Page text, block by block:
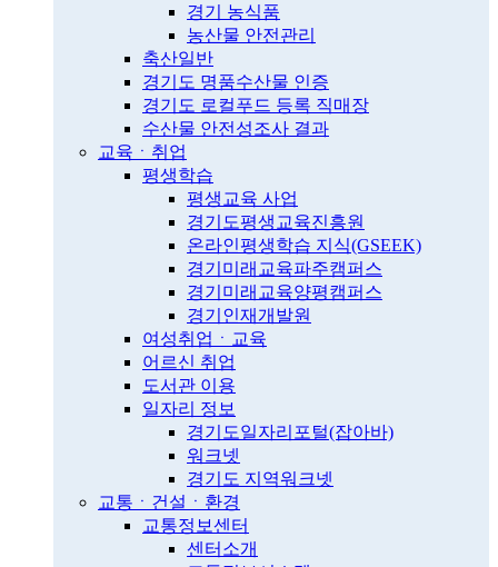
경기 농식품
농산물 안전관리
축산일반
경기도 명품수산물 인증
경기도 로컬푸드 등록 직매장
수산물 안전성조사 결과
교육ㆍ취업
평생학습
평생교육 사업
경기도평생교육진흥원
온라인평생학습 지식(GSEEK)
경기미래교육파주캠퍼스
경기미래교육양평캠퍼스
경기인재개발원
여성취업ㆍ교육
어르신 취업
도서관 이용
일자리 정보
경기도일자리포털(잡아바)
워크넷
경기도 지역워크넷
교통ㆍ건설ㆍ환경
교통정보센터
센터소개